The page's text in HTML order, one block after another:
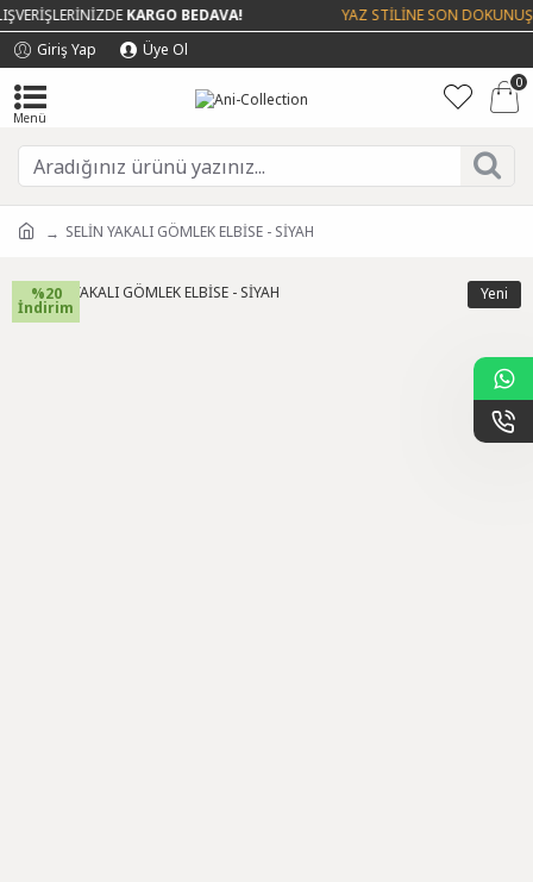
KARGO BEDAVA!
YAZ STİLİNE SON DOKUNUŞ -
Giriş Yap
Üye Ol
0
SELİN YAKALI GÖMLEK ELBİSE - SİYAH
Yeni
%20
İndirim